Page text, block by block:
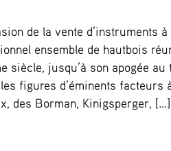
de la vente d’instruments
ensemble de hautbois
siècle, jusqu’à son apogée
figures d’éminents facteurs
des Borman, Kinigsperger, […]